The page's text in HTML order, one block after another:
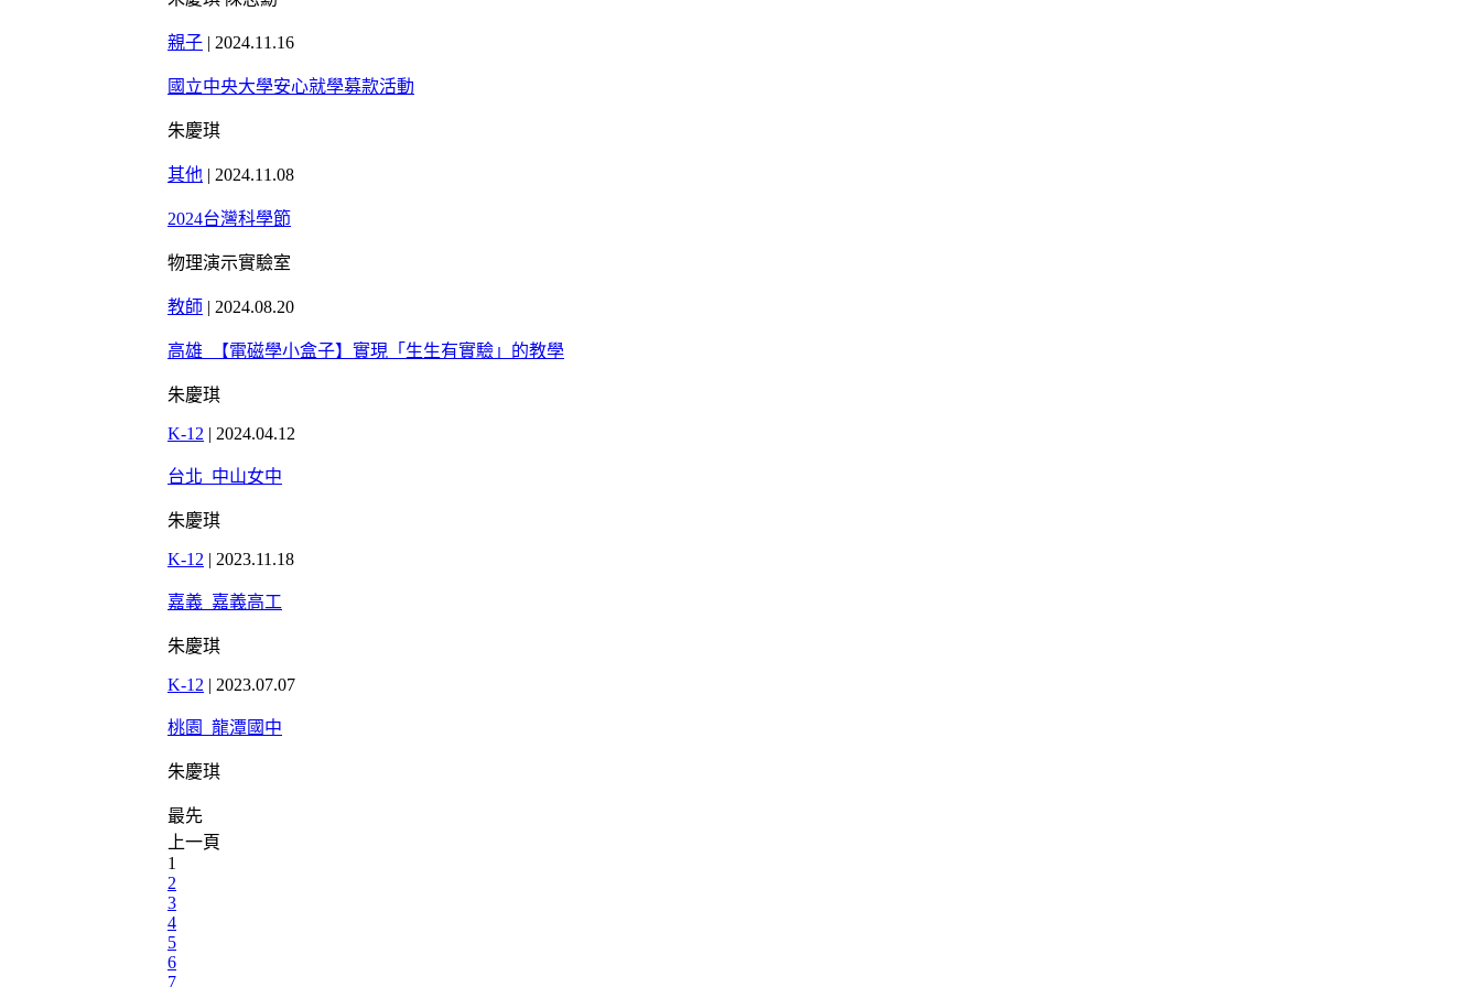
親子 | 2024.11.16
國立中央大學安心就學募款活動
朱慶琪
其他 | 2024.11.08
2024台灣科學節
物理演示實驗室
教師 | 2024.08.20
高雄_【電磁學小盒子】實現「生生有實驗」的教學
朱慶琪
K-12 | 2024.04.12
台北_中山女中
朱慶琪
K-12 | 2023.11.18
嘉義_嘉義高工
朱慶琪
K-12 | 2023.07.07
桃園_龍潭國中
朱慶琪
最先
上一頁
1
2
3
4
5
6
7